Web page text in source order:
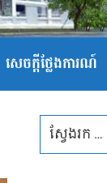
សេចក្ដីថ្លែងការណ៍